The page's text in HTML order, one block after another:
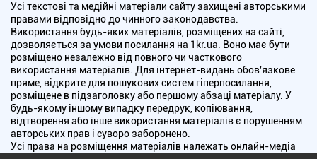
Усі текстові та медійні матеріали сайту захищені авторськими
правами відповідно до чинного законодавства.
Використання будь-яких матеріалів, розміщених на сайті,
дозволяється за умови посилання на 1kr.ua. Воно має бути
розміщено незалежно від повного чи часткового
використання матеріалів. Для інтернет-видань обов'язкове
пряме, відкрите для пошукових систем гіперпосилання,
розміщене в підзаголовку або першому абзаці матеріалу. У
будь-якому іншому випадку передрук, копіювання,
відтворення або інше використання матеріалів є порушенням
авторських прав і суворо заборонено.
Усі права на розміщення матеріалів належать онлайн-медіа